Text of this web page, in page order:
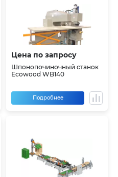
Цена по запросу
Шпонопочиночный станок
Ecowood WB140
Подробнее